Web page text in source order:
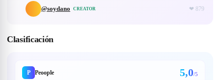
@soydano CREATOR ❤ 879
Clasificación
P Peoople 5,0/5